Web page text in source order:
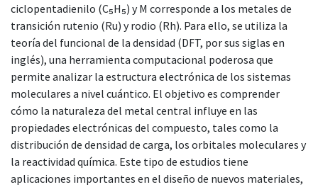
ciclopentadienilo (C₅H₅) y M corresponde a los metales de
transición rutenio (Ru) y rodio (Rh). Para ello, se utiliza la
teoría del funcional de la densidad (DFT, por sus siglas en
inglés), una herramienta computacional poderosa que
permite analizar la estructura electrónica de los sistemas
moleculares a nivel cuántico. El objetivo es comprender
cómo la naturaleza del metal central influye en las
propiedades electrónicas del compuesto, tales como la
distribución de densidad de carga, los orbitales moleculares y
la reactividad química. Este tipo de estudios tiene
aplicaciones importantes en el diseño de nuevos materiales,